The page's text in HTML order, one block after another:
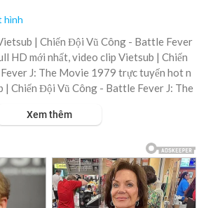
hình
| Chiến Đội Vũ Công - Battle Fever
HD mới nhất, video clip Vietsub | Chiến
J: The Movie 1979 trực tuyến hot n
| Chiến Đội Vũ Công - Battle Fever J: The
phim Battle Fever J. Câu chuyện kể về một
cóc hai đứa con của Cục Trưởng Cục Tình
tin tức về con robot khổng lồ đang được c
Xem thêm